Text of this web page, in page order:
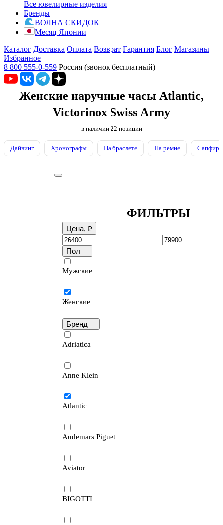
Все ювелирные изделия
Бренды
ВОЛНА СКИДОК
Месяц Японии
Каталог Доставка Оплата Возврат Гарантия Блог Магазины
Избранное
8 800 555-0-559 Россия (звонок бесплатный)
Женские наручные часы Atlantic,
Victorinox Swiss Army
в наличии 22 позиции
Дайвинг Хронографы На браслете На ремне
ФИЛЬТРЫ
Цена, ₽
—
Пол
Мужские
Женские
Бренд
Adriatica
Anne Klein
Atlantic
Audemars Piguet
Aviator
BIGOTTI